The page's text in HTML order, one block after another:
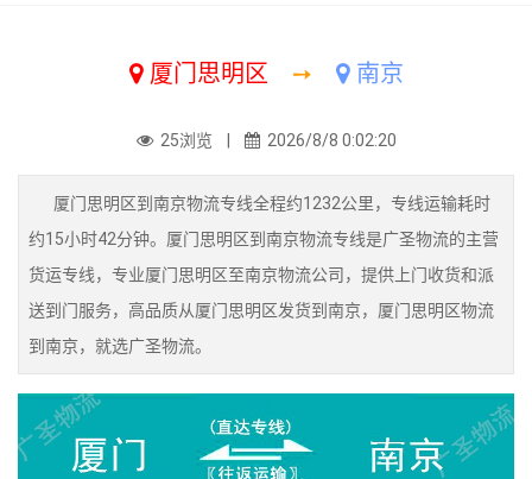
厦门思明区 ➙ 南京
25浏览 | 2026/8/8 0:02:20
厦门思明区到南京物流专线全程约1232公里，专线运输耗时
约15小时42分钟。厦门思明区到南京物流专线是广圣物流的主营
货运专线，专业厦门思明区至南京物流公司，提供上门收货和派
送到门服务，高品质从厦门思明区发货到南京，厦门思明区物流
到南京，就选广圣物流。